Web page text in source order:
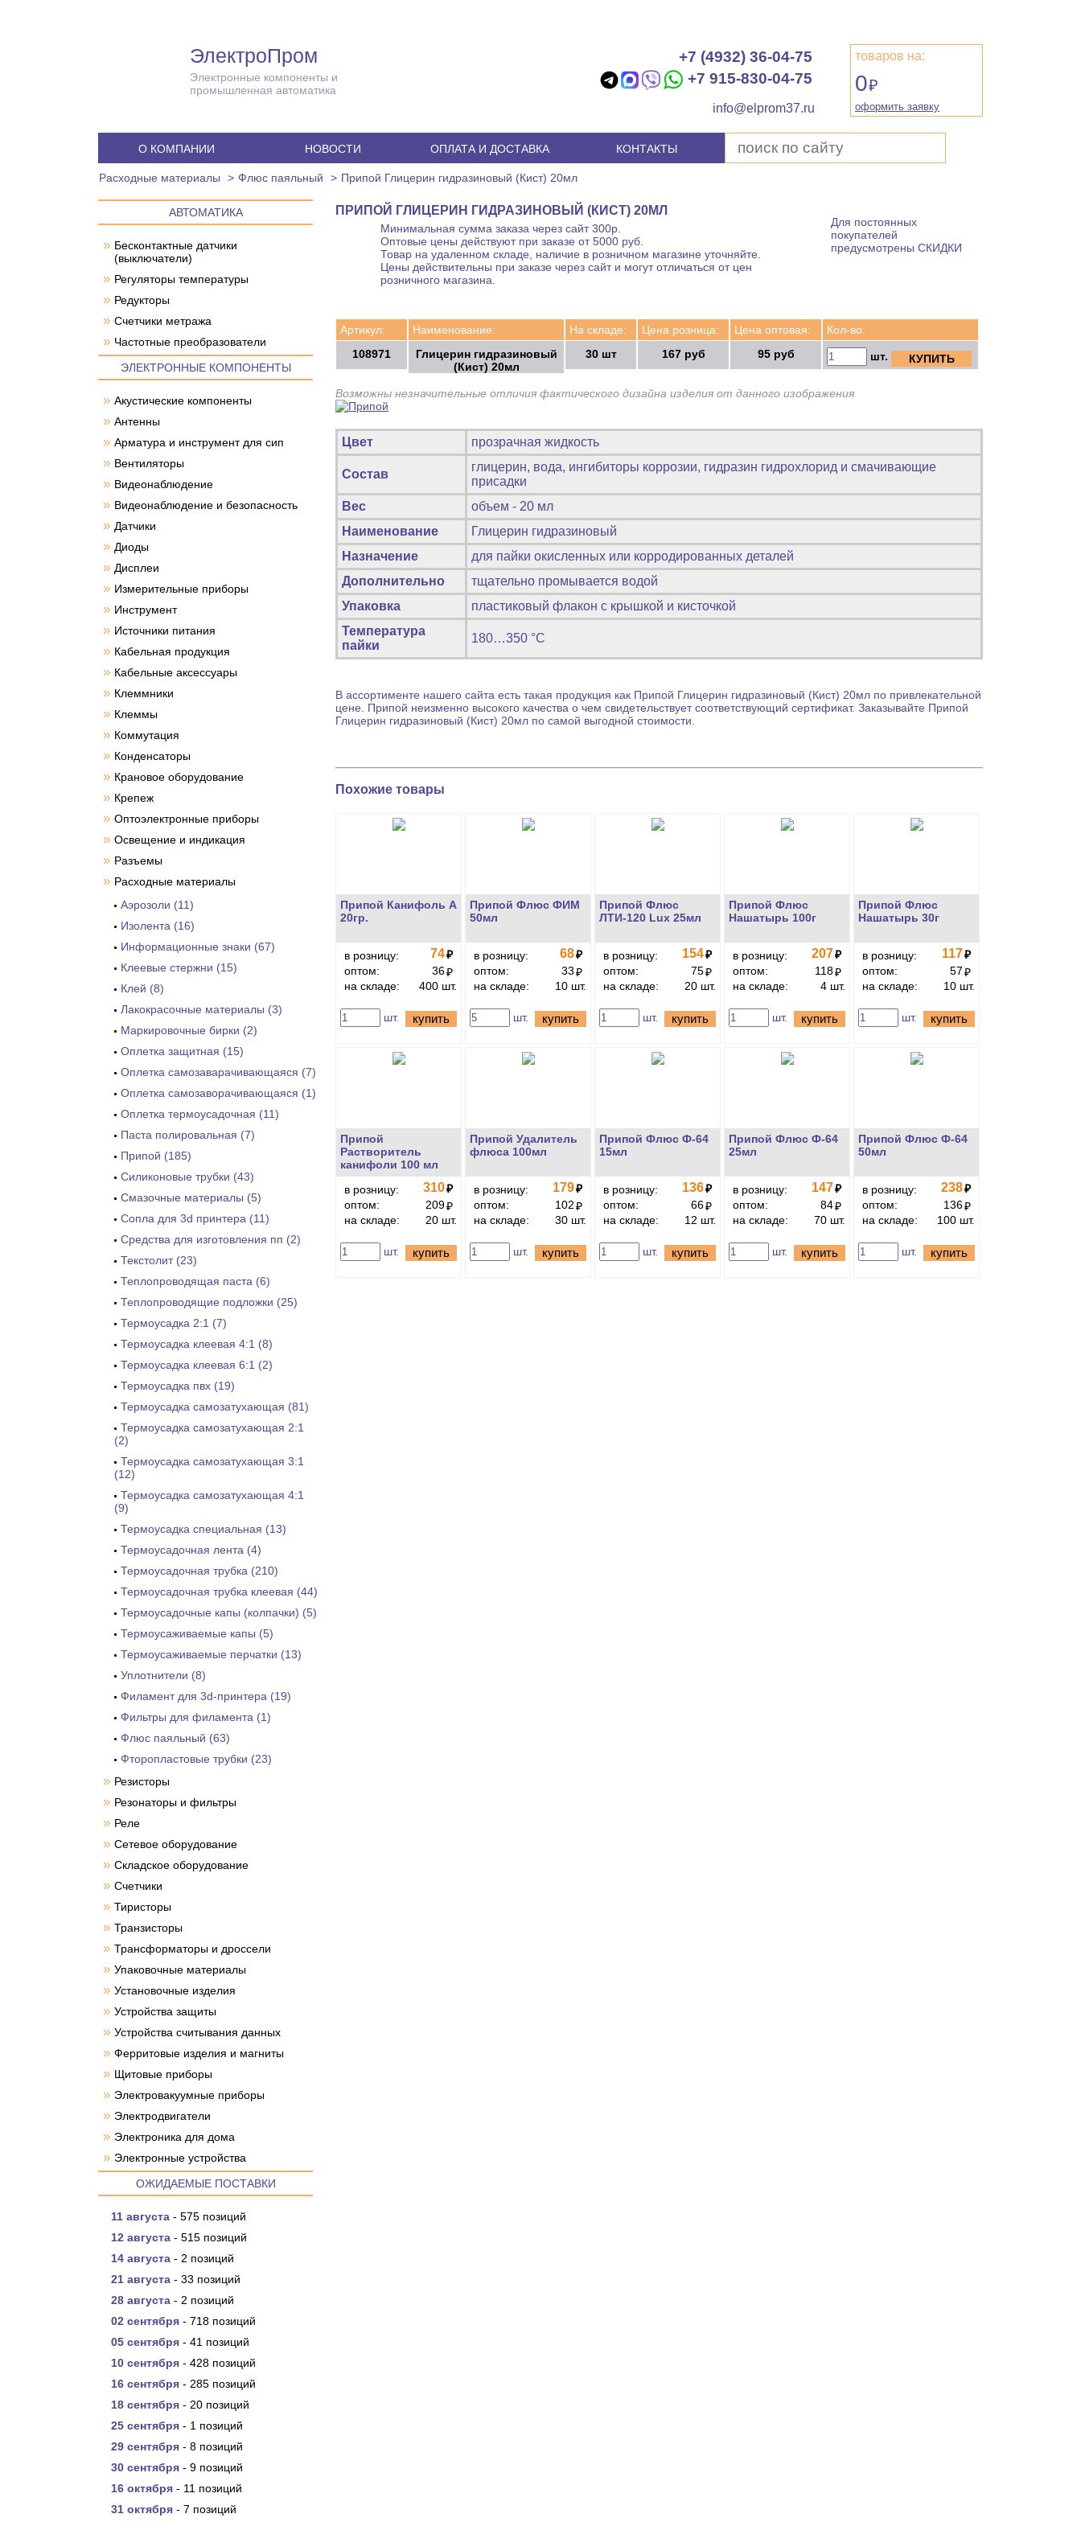
ЭлектроПром
Электронные компоненты и
промышленная автоматика
+7 (4932) 36-04-75
+7 915-830-04-75
info@elprom37.ru
товаров на:
0₽
оформить заявку
О КОМПАНИИ НОВОСТИ ОПЛАТА И ДОСТАВКА КОНТАКТЫ
Расходные материалы Флюс паяльный Припой Глицерин гидразиновый (Кист) 20мл
АВТОМАТИКА
» Бесконтактные датчики
(выключатели)
» Регуляторы температуры
» Редукторы
» Счетчики метража
» Частотные преобразователи
ЭЛЕКТРОННЫЕ КОМПОНЕНТЫ
» Акустические компоненты
» Антенны
» Арматура и инструмент для сип
» Вентиляторы
» Видеонаблюдение
» Видеонаблюдение и безопасность
» Датчики
» Диоды
» Дисплеи
» Измерительные приборы
» Инструмент
» Источники питания
» Кабельная продукция
» Кабельные аксессуары
» Клеммники
» Клеммы
» Коммутация
» Конденсаторы
» Крановое оборудование
» Крепеж
» Оптоэлектронные приборы
» Освещение и индикация
» Разъемы
» Расходные материалы
Аэрозоли (11)
Изолента (16)
Информационные знаки (67)
Клеевые стержни (15)
Клей (8)
Лакокрасочные материалы (3)
Маркировочные бирки (2)
Оплетка защитная (15)
Оплетка самозаварачивающаяся (7)
Оплетка самозаворачивающаяся (1)
Оплетка термоусадочная (11)
Паста полировальная (7)
Припой (185)
Силиконовые трубки (43)
Смазочные материалы (5)
Сопла для 3d принтера (11)
Средства для изготовления пп (2)
Текстолит (23)
Теплопроводящая паста (6)
Теплопроводящие подложки (25)
Термоусадка 2:1 (7)
Термоусадка клеевая 4:1 (8)
Термоусадка клеевая 6:1 (2)
Термоусадка пвх (19)
Термоусадка самозатухающая (81)
Термоусадка самозатухающая 2:1
(2)
Термоусадка самозатухающая 3:1
(12)
Термоусадка самозатухающая 4:1
(9)
Термоусадка специальная (13)
Термоусадочная лента (4)
Термоусадочная трубка (210)
Термоусадочная трубка клеевая (44)
Термоусадочные капы (колпачки) (5)
Термоусаживаемые капы (5)
Термоусаживаемые перчатки (13)
Уплотнители (8)
Филамент для 3d-принтера (19)
Фильтры для филамента (1)
Флюс паяльный (63)
Фторопластовые трубки (23)
» Резисторы
» Резонаторы и фильтры
» Реле
» Сетевое оборудование
» Складское оборудование
» Счетчики
» Тиристоры
» Транзисторы
» Трансформаторы и дроссели
» Упаковочные материалы
» Установочные изделия
» Устройства защиты
» Устройства считывания данных
» Ферритовые изделия и магниты
» Щитовые приборы
» Электровакуумные приборы
» Электродвигатели
» Электроника для дома
» Электронные устройства
ОЖИДАЕМЫЕ ПОСТАВКИ
11 августа - 575 позиций
12 августа - 515 позиций
14 августа - 2 позиций
21 августа - 33 позиций
28 августа - 2 позиций
02 сентября - 718 позиций
05 сентября - 41 позиций
10 сентября - 428 позиций
16 сентября - 285 позиций
18 сентября - 20 позиций
25 сентября - 1 позиций
29 сентября - 8 позиций
30 сентября - 9 позиций
16 октября - 11 позиций
31 октября - 7 позиций
ПРИПОЙ ГЛИЦЕРИН ГИДРАЗИНОВЫЙ (КИСТ) 20МЛ
Минимальная сумма заказа через сайт 300р.
Оптовые цены действуют при заказе от 5000 руб.
Товар на удаленном складе, наличие в розничном магазине уточняйте.
Цены действительны при заказе через сайт и могут отличаться от цен
розничного магазина.
Для постоянных
покупателей
предусмотрены СКИДКИ
Артикул:
108971
Наименование:
Глицерин гидразиновый
(Кист) 20мл
На складе:
30 шт
Цена розница:
167 руб
Цена оптовая:
95 руб
Кол-во:
шт. КУПИТЬ
Возможны незначительные отличия фактического дизайна изделия от данного изображения
Цвет прозрачная жидкость
Состав
глицерин, вода, ингибиторы коррозии, гидразин гидрохлорид и смачивающие
присадки
Вес
объем - 20 мл
Наименование
Глицерин гидразиновый
Назначение
для пайки окисленных или корродированных деталей
Дополнительно
тщательно промывается водой
Упаковка
пластиковый флакон с крышкой и кисточкой
Температура
пайки
180…350 °С
В ассортименте нашего сайта есть такая продукция как Припой Глицерин гидразиновый (Кист) 20мл по привлекательной
цене. Припой неизменно высокого качества о чем свидетельствует соответствующий сертификат. Заказывайте Припой
Глицерин гидразиновый (Кист) 20мл по самой выгодной стоимости.
Похожие товары
Припой Канифоль А
20гр.
в розницу: 74₽
оптом:
36₽
на складе:
400 шт.
шт. купить
Припой Флюс ФИМ
50мл
в розницу: 68₽
оптом:
33₽
на складе:
10 шт.
шт. купить
Припой Флюс
ЛТИ-120 Lux 25мл
в розницу: 154₽
оптом:
75₽
на складе:
20 шт.
шт. купить
Припой Флюс
Нашатырь 100г
в розницу: 207₽
оптом:
118₽
на складе:
4 шт.
шт. купить
Припой Флюс
Нашатырь 30г
в розницу: 117₽
оптом:
57₽
на складе:
10 шт.
шт. купить
Припой
Растворитель
канифоли 100 мл
в розницу:
310₽
оптом:
209₽
на складе:
20 шт.
шт. купить
Припой Удалитель
флюса 100мл
в розницу: 179₽
оптом:
102₽
на складе:
30 шт.
шт. купить
Припой Флюс Ф-64
15мл
в розницу: 136₽
оптом:
66₽
на складе:
12 шт.
шт. купить
Припой Флюс Ф-64
25мл
в розницу: 147₽
оптом:
84₽
на складе:
70 шт.
шт. купить
Припой Флюс Ф-64
50мл
в розницу: 238₽
оптом:
136₽
на складе:
100 шт.
шт. купить